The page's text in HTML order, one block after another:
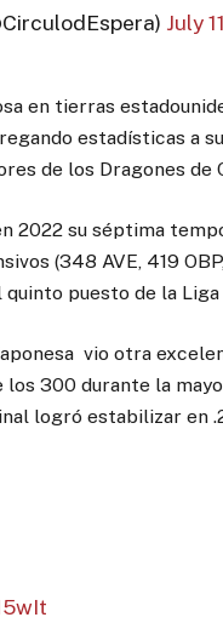
July
en tierras
estadísticas a
de los Dragones de
2022 su séptima
(348 AVE, 419
puesto de la
vio otra
300 durante la
logró estabilizar en